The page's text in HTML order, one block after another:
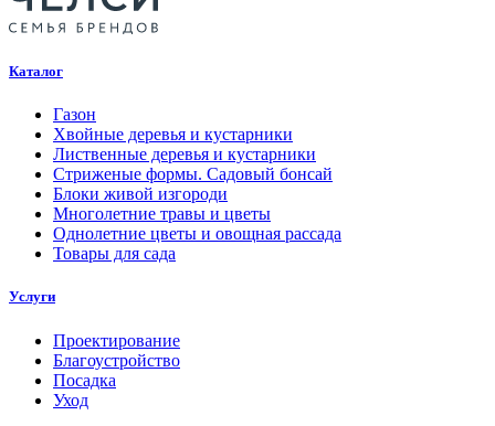
Каталог
Газон
Хвойные деревья и кустарники
Лиственные деревья и кустарники
Стриженые формы. Садовый бонсай
Блоки живой изгороди
Многолетние травы и цветы
Однолетние цветы и овощная рассада
Товары для сада
Услуги
Проектирование
Благоустройство
Посадка
Уход